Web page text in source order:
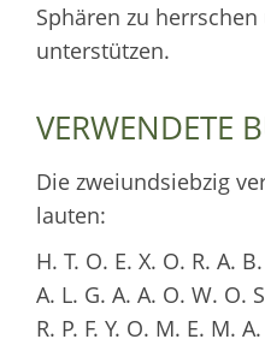
Sphären zu
unterstützen.
VERWENDETE
Die zweiundsiebzig
lauten:
H. T. O. E. X. O. R. A.
A. L. G. A. A. O. W. O.
R. P. F. Y. O. M. E. M.